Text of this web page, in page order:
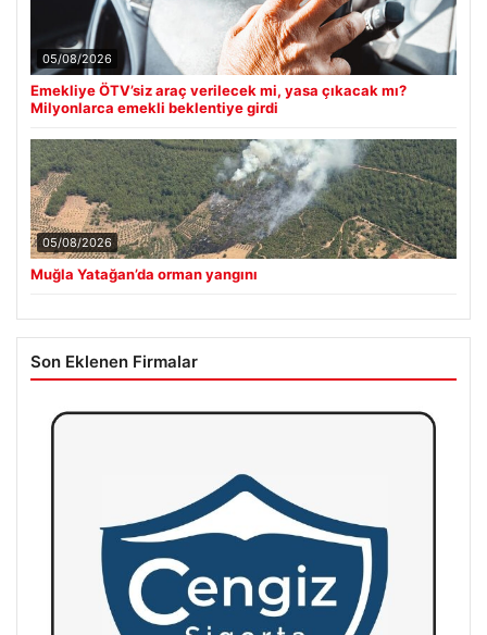
05/08/2026
Emekliye ÖTV’siz araç verilecek mi, yasa çıkacak mı?
Milyonlarca emekli beklentiye girdi
05/08/2026
Muğla Yatağan’da orman yangını
Son Eklenen Firmalar